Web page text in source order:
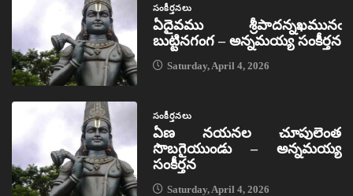
సంకీర్తనలు
ఏదైవము శ్రీపాదన్నఖమునఁ
బుట్టినగంగ – అన్నమయ్య సంకీర్తన
Saturday, April 4, 2026
సంకీర్తనలు
ఏణ నయనల చూపులెంత
సొబగైయుండు – అన్నమయ్య
సంకీర్తన
Saturday, April 4, 2026